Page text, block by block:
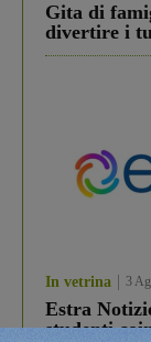
Gita di
divertire i
In vetrina 3
Estra
studenti